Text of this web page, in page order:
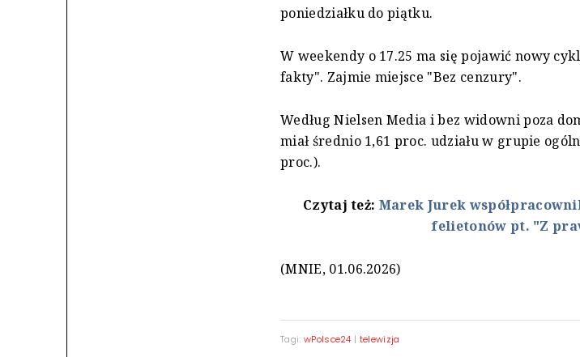
poniedziałku do piątku.
W weekendy o 17.25 ma się pojawić nowy
fakty". Zajmie miejsce "Bez cenzury".
Według Nielsen Media i bez widowni poza
miał średnio 1,61 proc. udziału w grupie
proc.).
Czytaj też: Marek Jurek
felietonów pt. "Z
(MNIE, 01.06.2026)
Tagi: wPolsce24 | telewizja